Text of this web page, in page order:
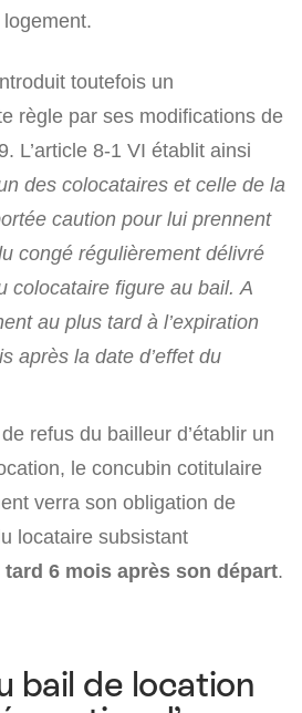
toutefois un
règle par ses modifications de
L’article 8-1 VI établit ainsi
des colocataires et celle de la
caution pour lui prennent
congé régulièrement délivré
colocataire figure au bail. A
au plus tard à l’expiration
après la date d’effet du
refus du bailleur d’établir un
le concubin cotitulaire
verra son obligation de
locataire subsistant
6 mois après son départ.
bail de location